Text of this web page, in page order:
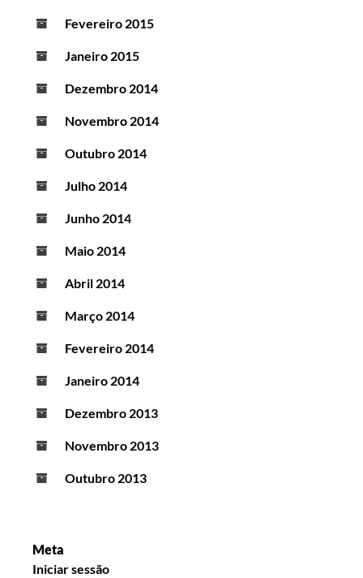
Fevereiro 2015
Janeiro 2015
Dezembro 2014
Novembro 2014
Outubro 2014
Julho 2014
Junho 2014
Maio 2014
Abril 2014
Março 2014
Fevereiro 2014
Janeiro 2014
Dezembro 2013
Novembro 2013
Outubro 2013
Meta
Iniciar sessão